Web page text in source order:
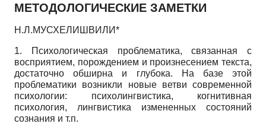
МЕТОДОЛОГИЧЕСКИЕ ЗАМЕТКИ
Н.Л.МУСХЕЛИШВИЛИ*
1. Психологическая проблематика, связанная с
восприятием, порождением и произнесением текста,
достаточно обширна и глубока. На базе этой
проблематики возникли новые ветви современной
психологии: психолингвистика, когнитивная
психология, лингвистика измененных состояний
сознания и т.п.